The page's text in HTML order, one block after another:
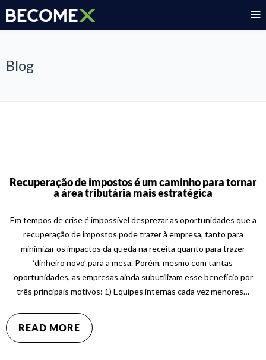
Blog
Recuperação de impostos é um caminho para tornar
a área tributária mais estratégica
Em tempos de crise é impossível desprezar as oportunidades que a
recuperação de impostos pode trazer à empresa, tanto para
minimizar os impactos da queda na receita quanto para trazer
‘dinheiro novo’ para a mesa. Porém, mesmo com tantas
oportunidades, as empresas ainda subutilizam esse benefício por
três principais motivos: 1) Equipes internas cada vez menores…
READ MORE